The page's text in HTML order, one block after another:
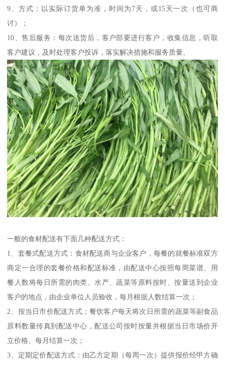
9、方式：以实际订货单为准，时间为7天，或15天一次（也可商
讨）；
10、售后服务：每次送货后，客户部要进行客户，收集信息，听取
客户建议，及时处理客户投诉，落实解决措施和服务质量。
一般的食材配送有下面几种配送方式：
1、套餐式配送方式：食材配送商与企业客户，每餐的就餐标准双方
商定一合理的套餐价格和配送标准，由配送中心按照每周菜谱、用
餐人数将每日所需的肉类、水产、蔬菜等原料按时、按量送到企业
客户的地点，由企业单位人员验收，每月根据人数结算一次；
2、按当日市价配送方式：餐饮客户每天将次日所需的蔬菜等副食品
原料数量传真到配送中心，配送公司按时按量并根据当日市场价开
立价格、每月结算一次；
3、定期定价配送方式：由乙方定期（每周一次）提供报价经甲方确